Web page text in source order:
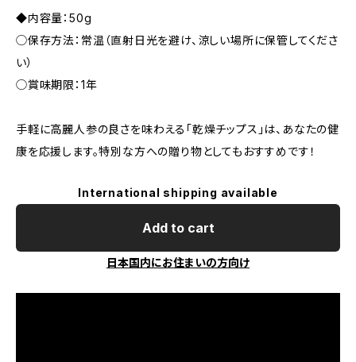
◆内容量：50g
◯保存方法：常温（直射日光を避け、涼しい場所に保管してくださ
い）
◯賞味期限：1年
手軽に高麗人参の良さを味わえる「乾燥チップス」は、あなたの健
康を応援します。特別な方への贈り物としてもおすすめです！
International shipping available
Add to cart
日本国内にお住まいの方向け